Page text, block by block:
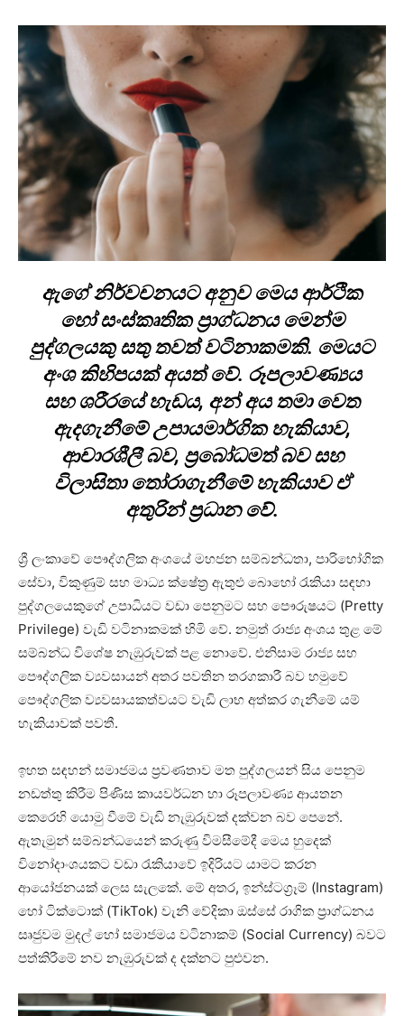
ඇගේ නිර්වචනයට අනුව මෙය ආර්ථික
හෝ සංස්කෘතික ප්‍රාග්ධනය මෙන්ම
පුද්ගලයකු සතු තවත් වටිනාකමකි. මෙයට
අංශ කිහිපයක් අයත් වේ. රූපලාවණ්‍යය
සහ ශරීරයේ හැඩය, අන් අය තමා වෙත
ඇදගැනීමේ උපායමාර්ගික හැකියාව,
ආචාරශීලී බව, ප්‍රබෝධමත් බව සහ
විලාසිතා තෝරාගැනීමේ හැකියාව ඒ
අතුරින් ප්‍රධාන වේ.
ශ්‍රී ලංකාවේ පෞද්ගලික අංශයේ මහජන සම්බන්ධතා, පාරිභෝගික
සේවා, විකුණුම් සහ මාධ්‍ය ක්ෂේත්‍ර ඇතුළු බොහෝ රැකියා සඳහා
පුද්ගලයෙකුගේ උපාධියට වඩා පෙනුමට සහ පෞරුෂයට (Pretty
Privilege) වැඩි වටිනාකමක් හිමි වේ. නමුත් රාජ්‍ය අංශය තුළ මේ
සම්බන්ධ විශේෂ නැඹුරුවක් පළ නොවේ. එනිසාම රාජ්‍ය සහ
පෞද්ගලික ව්‍යවසායන් අතර පවතින තරගකාරී බව හමුවේ
පෞද්ගලික ව්‍යවසායකත්වයට වැඩි ලාභ අත්කර ගැනීමේ යම්
හැකියාවක් පවතී.
ඉහත සඳහන් සමාජමය ප්‍රවණතාව මත පුද්ගලයන් සිය පෙනුම
නඩත්තු කිරීම පිණිස කායවර්ධන හා රූපලාවණ්‍ය ආයතන
කෙරෙහි යොමු වීමේ වැඩි නැඹුරුවක් දක්වන බව පෙනේ.
ඇතැමුන් සම්බන්ධයෙන් කරුණු විමසීමේදී මෙය හුදෙක්
විනෝදාංශයකට වඩා රැකියාවේ ඉදිරියට යාමට කරන
ආයෝජනයක් ලෙස සැලකේ. මේ අතර, ඉන්ස්ටග්‍රෑම් (Instagram)
හෝ ටික්ටොක් (TikTok) වැනි වේදිකා ඔස්සේ රාගික ප්‍රාග්ධනය
සෘජුවම මුදල් හෝ සමාජමය වටිනාකම් (Social Currency) බවට
පත්කිරීමේ නව නැඹුරුවක් ද දක්නට පුළුවන.